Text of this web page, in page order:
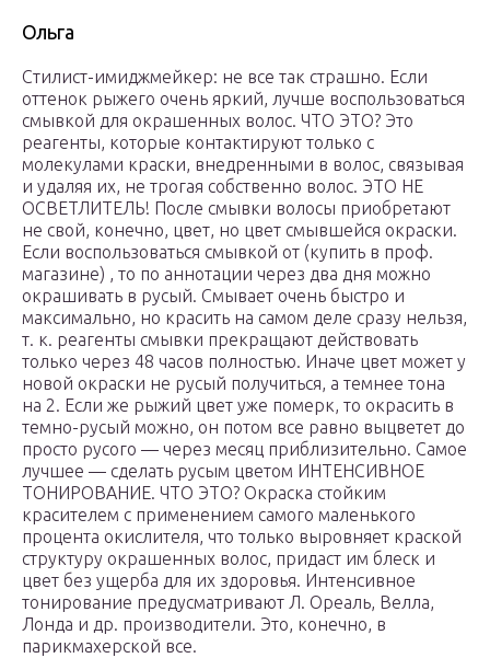
Ольга
Стилист-имиджмейкер: не все так страшно. Если
оттенок рыжего очень яркий, лучше воспользоваться
смывкой для окрашенных волос. ЧТО ЭТО? Это
реагенты, которые контактируют только с
молекулами краски, внедренными в волос, связывая
и удаляя их, не трогая собственно волос. ЭТО НЕ
ОСВЕТЛИТЕЛЬ! После смывки волосы приобретают
не свой, конечно, цвет, но цвет смывшейся окраски.
Если воспользоваться смывкой от (купить в проф.
магазине) , то по аннотации через два дня можно
окрашивать в русый. Смывает очень быстро и
максимально, но красить на самом деле сразу нельзя,
т. к. реагенты смывки прекращают действовать
только через 48 часов полностью. Иначе цвет может у
новой окраски не русый получиться, а темнее тона
на 2. Если же рыжий цвет уже померк, то окрасить в
темно-русый можно, он потом все равно выцветет до
просто русого — через месяц приблизительно. Самое
лучшее — сделать русым цветом ИНТЕНСИВНОЕ
ТОНИРОВАНИЕ. ЧТО ЭТО? Окраска стойким
красителем с применением самого маленького
процента окислителя, что только выровняет краской
структуру окрашенных волос, придаст им блеск и
цвет без ущерба для их здоровья. Интенсивное
тонирование предусматривают Л. Ореаль, Велла,
Лонда и др. производители. Это, конечно, в
парикмахерской все.